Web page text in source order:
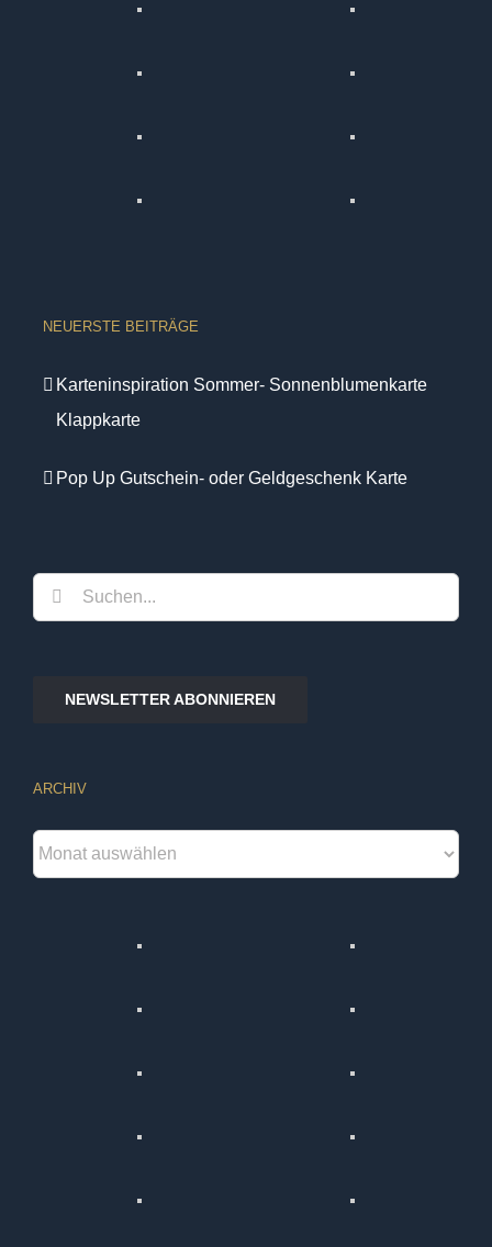
NEUERSTE BEITRÄGE
Karteninspiration Sommer- Sonnenblumenkarte
Klappkarte
Pop Up Gutschein- oder Geldgeschenk Karte
Suche
nach:
NEWSLETTER ABONNIEREN
ARCHIV
Archiv